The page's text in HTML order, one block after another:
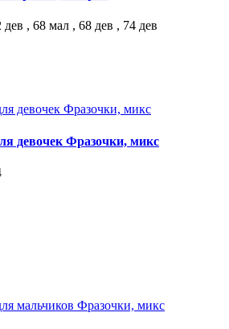
дев , 68 мал , 68 дев , 74 дев
девочек Фразочки, микс